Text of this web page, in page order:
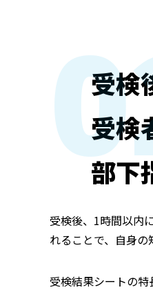
受検
受検
部下
受検後、1時間以内
れることで、自身の
受検結果シートの特